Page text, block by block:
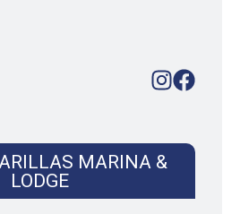
MARINA &
LODGE